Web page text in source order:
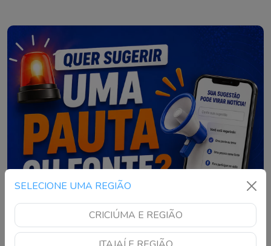
SELECIONE UMA REGIÃO
CRICIÚMA E REGIÃO